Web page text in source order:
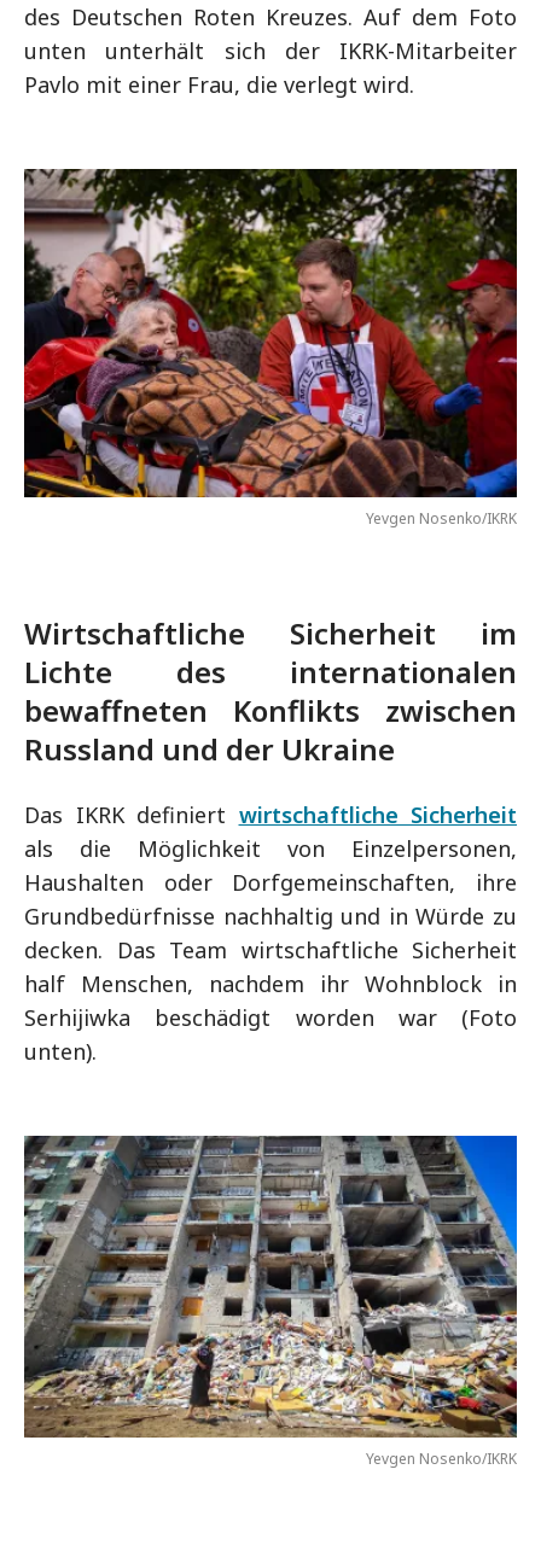
des Deutschen Roten Kreuzes. Auf dem Foto
unten unterhält sich der IKRK-Mitarbeiter
Pavlo mit einer Frau, die verlegt wird.
Yevgen Nosenko/IKRK
Wirtschaftliche Sicherheit im
Lichte des internationalen
bewaffneten Konflikts zwischen
Russland und der Ukraine
Das IKRK definiert wirtschaftliche Sicherheit
als die Möglichkeit von Einzelpersonen,
Haushalten oder Dorfgemeinschaften, ihre
Grundbedürfnisse nachhaltig und in Würde zu
decken. Das Team wirtschaftliche Sicherheit
half Menschen, nachdem ihr Wohnblock in
Serhijiwka beschädigt worden war (Foto
unten).
Yevgen Nosenko/IKRK